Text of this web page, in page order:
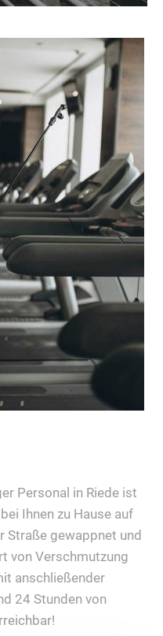
Personal in Riede ist
Ihnen zu Hause auf
Straße gewappnet und
von Verschmutzung
anschließender
24 Stunden von